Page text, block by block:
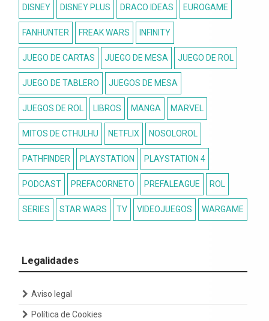
DISNEY DISNEY PLUS DRACO IDEAS EUROGAME
FANHUNTER FREAK WARS INFINITY
JUEGO DE CARTAS JUEGO DE MESA JUEGO DE ROL
JUEGO DE TABLERO JUEGOS DE MESA
JUEGOS DE ROL LIBROS MANGA MARVEL
MITOS DE CTHULHU NETFLIX NOSOLOROL
PATHFINDER PLAYSTATION PLAYSTATION 4
PODCAST PREFACORNETO PREFALEAGUE ROL
SERIES STAR WARS TV VIDEOJUEGOS WARGAME
Legalidades
Aviso legal
Política de Cookies